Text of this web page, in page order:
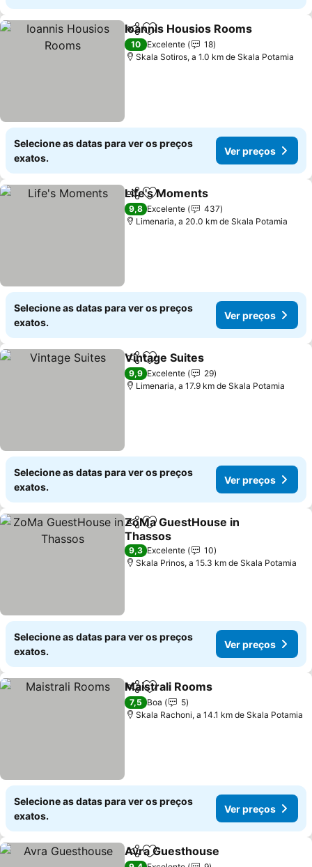
PartilharAdicionar aos favoritos
Ioannis Housios Rooms
10 Excelente
18
Skala Sotiros, a 1.0 km de Skala Potamia
Selecione as datas para ver os preços
exatos.
Ver preços
PartilharAdicionar aos favoritos
Life's Moments
9,8 Excelente
437
Limenaria, a 20.0 km de Skala Potamia
Selecione as datas para ver os preços
exatos.
Ver preços
PartilharAdicionar aos favoritos
Vintage Suites
9,9 Excelente
29
Limenaria, a 17.9 km de Skala Potamia
Selecione as datas para ver os preços
exatos.
Ver preços
PartilharAdicionar aos favoritos
ZoMa GuestHouse in
Thassos
9,3 Excelente
10
Skala Prinos, a 15.3 km de Skala Potamia
Selecione as datas para ver os preços
exatos.
Ver preços
PartilharAdicionar aos favoritos
Maistrali Rooms
7,5 Boa
5
Skala Rachoni, a 14.1 km de Skala Potamia
Selecione as datas para ver os preços
exatos.
Ver preços
PartilharAdicionar aos favoritos
Avra Guesthouse